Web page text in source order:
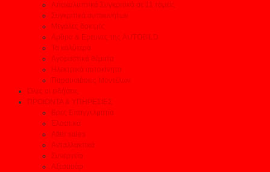
Αποκαλυπτικά Συγκριτικά σε 11 τομείς
Συγκριτικά αυτοκινήτων
Μεγάλες δοκιμές
Αρθρα & Ερευνες της AUTOBILD
Τα καλύτερα
Αγοραστικά θέματα
Ηλεκτρικά αυτοκίνητα
Παρουσιάσεις Μοντέλων
Όλες οι ειδήσεις
ΠΡΟΙΟΝΤΑ & ΥΠΗΡΕΣΙΕΣ
Βρες Επαγγελματία
Ελαστικά
After sales
Ανταλλακτικά
Συνεργεία
Αξεσουάρ